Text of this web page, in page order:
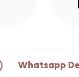
Whatsapp